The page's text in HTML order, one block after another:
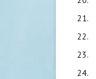
21.
22.
23.
24.